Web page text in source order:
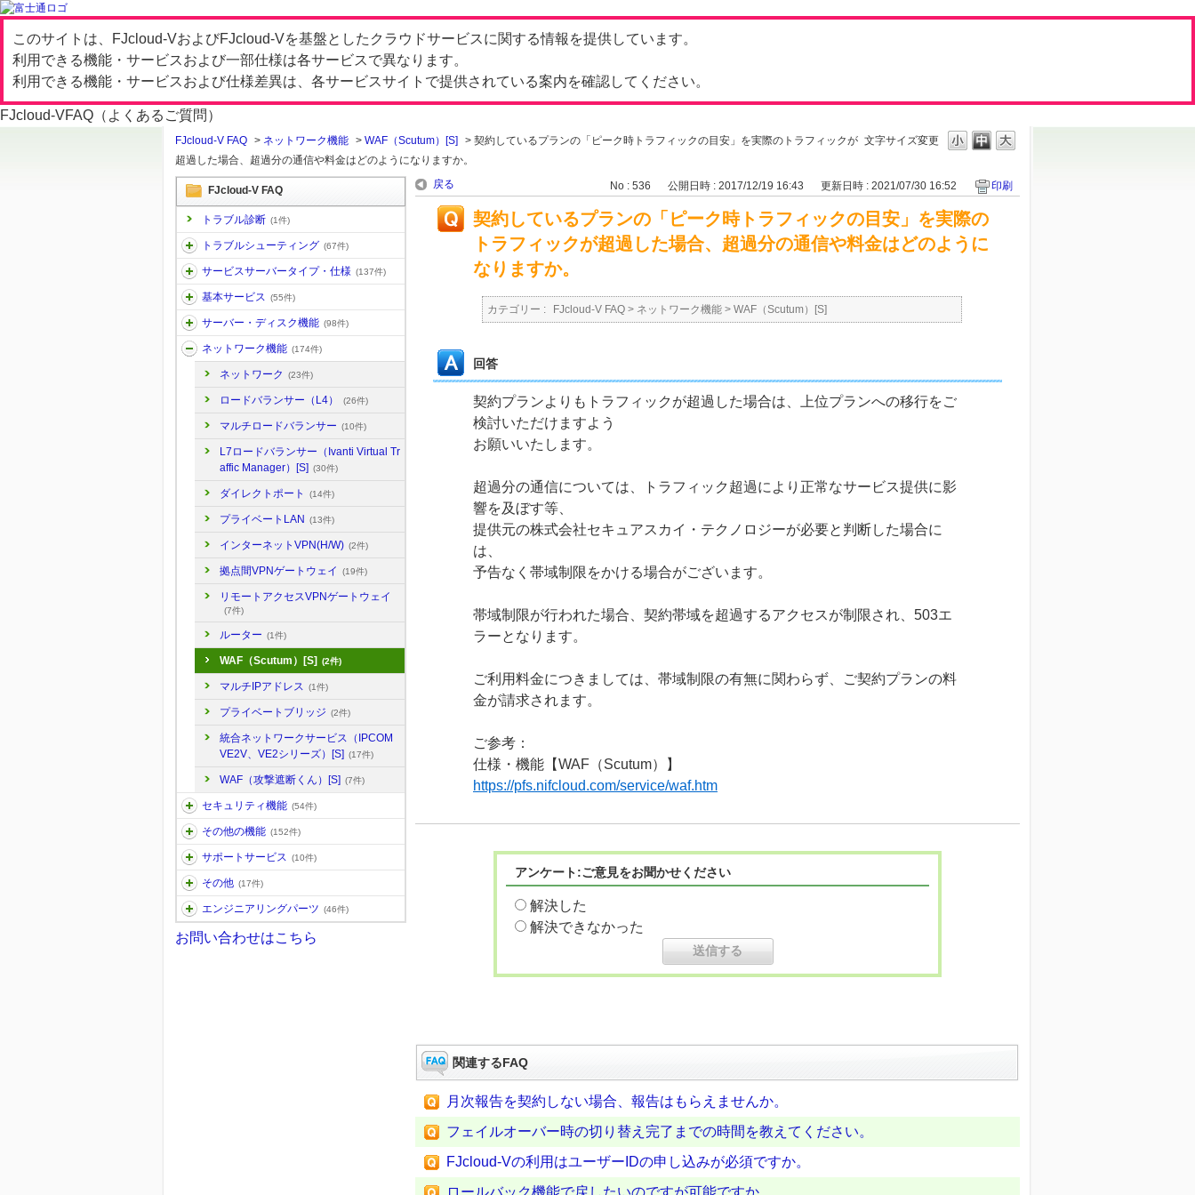
このサイトは、FJcloud-VおよびFJcloud-Vを基盤としたクラウドサービスに関する情報を提供しています。
利用できる機能・サービスおよび一部仕様は各サービスで異なります。
利用できる機能・サービスおよび仕様差異は、各サービスサイトで提供されている案内を確認してください。
FJcloud-VFAQ（よくあるご質問）
文字サイズ変更
FJcloud-V FAQ > ネットワーク機能 > WAF（Scutum）[S] > 契約しているプランの「ピーク時トラフィックの目安」を実際のトラフィックが
超過した場合、超過分の通信や料金はどのようになりますか。
FJcloud-V FAQ
トラブル診断 (1件)
トラブルシューティング (67件)
サービスサーバータイプ・仕様 (137件)
基本サービス (55件)
サーバー・ディスク機能 (98件)
ネットワーク機能 (174件)
ネットワーク (23件)
ロードバランサー（L4） (26件)
マルチロードバランサー (10件)
L7ロードバランサー（Ivanti Virtual Tr
affic Manager）[S] (30件)
ダイレクトポート (14件)
プライベートLAN (13件)
インターネットVPN(H/W) (2件)
拠点間VPNゲートウェイ (19件)
リモートアクセスVPNゲートウェイ
(7件)
ルーター (1件)
WAF（Scutum）[S] (2件)
マルチIPアドレス (1件)
プライベートブリッジ (2件)
統合ネットワークサービス（IPCOM
VE2V、VE2シリーズ）[S] (17件)
WAF（攻撃遮断くん）[S] (7件)
セキュリティ機能 (54件)
その他の機能 (152件)
サポートサービス (10件)
その他 (17件)
エンジニアリングパーツ (46件)
お問い合わせはこちら
戻る No : 536 公開日時 : 2017/12/19 16:43 更新日時 : 2021/07/30 16:52 印刷
契約しているプランの「ピーク時トラフィックの目安」を実際の
トラフィックが超過した場合、超過分の通信や料金はどのように
なりますか。
カテゴリー : FJcloud-V FAQ > ネットワーク機能 > WAF（Scutum）[S]
回答
契約プランよりもトラフィックが超過した場合は、上位プランへの移行をご
検討いただけますよう
お願いいたします。
超過分の通信については、トラフィック超過により正常なサービス提供に影
響を及ぼす等、
提供元の株式会社セキュアスカイ・テクノロジーが必要と判断した場合に
は、
予告なく帯域制限をかける場合がございます。
帯域制限が行われた場合、契約帯域を超過するアクセスが制限され、503エ
ラーとなります。
ご利用料金につきましては、帯域制限の有無に関わらず、ご契約プランの料
金が請求されます。
ご参考：
仕様・機能【WAF（Scutum）】
https://pfs.nifcloud.com/service/waf.htm
アンケート:ご意見をお聞かせください
解決した
解決できなかった
関連するFAQ
月次報告を契約しない場合、報告はもらえませんか。
フェイルオーバー時の切り替え完了までの時間を教えてください。
FJcloud-Vの利用はユーザーIDの申し込みが必須ですか。
ロールバック機能で戻したいのですが可能ですか。